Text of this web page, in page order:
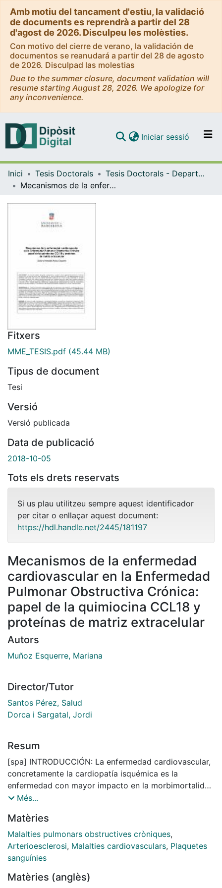
Amb motiu del tancament d'estiu, la validació
de documents es reprendrà a partir del 28
d'agost de 2026. Disculpeu les molèsties.
Con motivo del cierre de verano, la validación de
documentos se reanudará a partir del 28 de agosto
de 2026. Disculpad las molestias
Due to the summer closure, document validation will
resume starting August 28, 2026. We apologize for
any inconvenience.
Navega per tot el DD
Iniciar sessió (current)
Inici Tesis Doctorals
Tesis Doctorals - Departament - Ciències Clíniques
Mecanismos de la enfermedad cardiovascular en la Enfermedad Pulmonar Obstructiva Crónica: papel de la quimiocina CCL18 y proteínas de matriz extracelular
Fitxers
MME_TESIS.pdf (45.44 MB)
Tipus de document
Tesi
Versió
Versió publicada
Data de publicació
2018-10-05
Tots els drets reservats
Si us plau utilitzeu sempre aquest identificador
per citar o enllaçar aquest document:
https://hdl.handle.net/2445/181197
Mecanismos de la enfermedad
cardiovascular en la Enfermedad
Pulmonar Obstructiva Crónica:
papel de la quimiocina CCL18 y
proteínas de matriz extracelular
Autors
Muñoz Esquerre, Mariana
Director/Tutor
Santos Pérez, Salud
Dorca i Sargatal, Jordi
Resum
[spa] INTRODUCCIÓN: La enfermedad cardiovascular,
concretamente la cardiopatía isquémica es la
enfermedad con mayor impacto en la morbimortalidad
de los pacientes con EPOC, con independencia de
patogénicos de aterotrombosis sugeridos en la EPOC
son: el proceso inflamatorio, las alteraciones de la
pared vascular y la agregabilidad plaquetar. Sin
embargo, los mecanismos de conllevan a esta
dilucidados. HIPÓTESIS Y OBJETIVOS: Los pacientes
Més...
Matèries
Malalties pulmonars obstructives cròniques,
Arterioesclerosi, Malalties cardiovasculars, Plaquetes
sanguínies
Matèries (anglès)